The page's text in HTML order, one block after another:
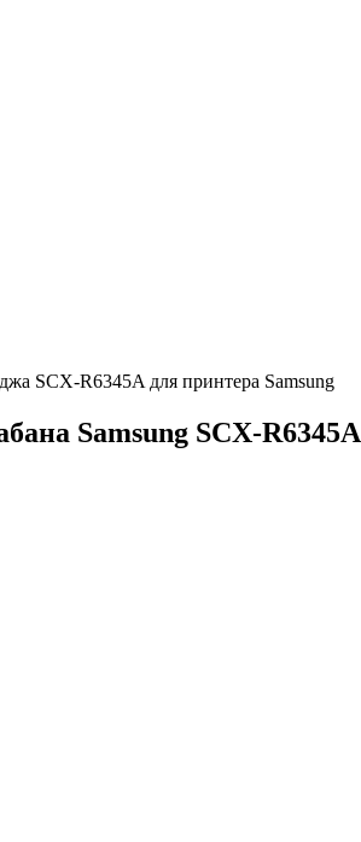
SCX-R6345A для принтера Samsung
Samsung SCX-R6345A